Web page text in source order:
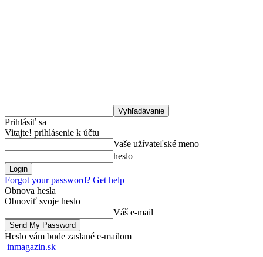
Prihlásiť sa
Vitajte! prihlásenie k účtu
Vaše užívateľské meno
heslo
Forgot your password? Get help
Obnova hesla
Obnoviť svoje heslo
Váš e-mail
Heslo vám bude zaslané e-mailom
inmagazin.sk